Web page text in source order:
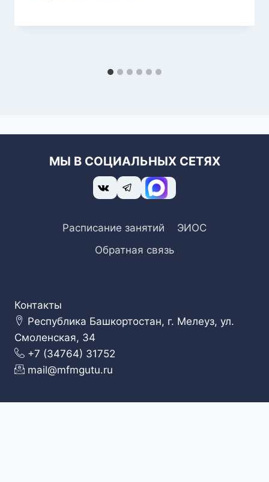
МЫ В СОЦИАЛЬНЫХ СЕТЯХ
Расписание занятий
ЭИОС
Обратная связь
Контакты
Республика Башкортостан, г. Мелеуз, ул.
Смоленская, 34
+7 (34764) 31752
mail@mfmgutu.ru